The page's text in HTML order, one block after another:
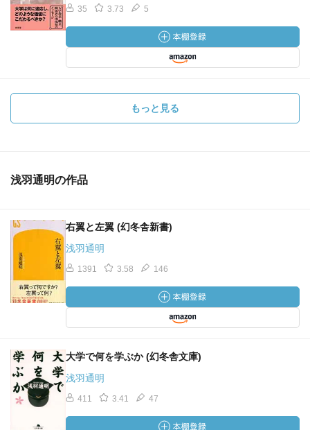
35 3.73 5
もっと見る
浅羽通明の作品
右翼と左翼 (幻冬舎新書)
浅羽通明
1391 3.58 146
大学で何を学ぶか (幻冬舎文庫)
浅羽通明
411 3.41 47